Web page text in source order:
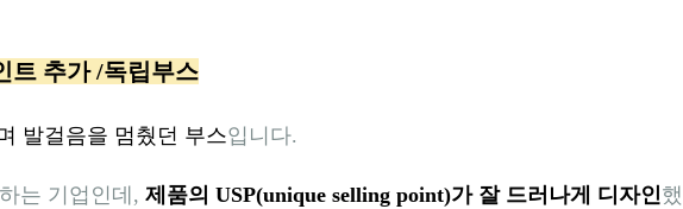
트 추가 /독립부스
발걸음을 멈췄던 부스입니다.
는 기업인데, 제품의 USP(unique selling point)가 잘 드러나게 디자인